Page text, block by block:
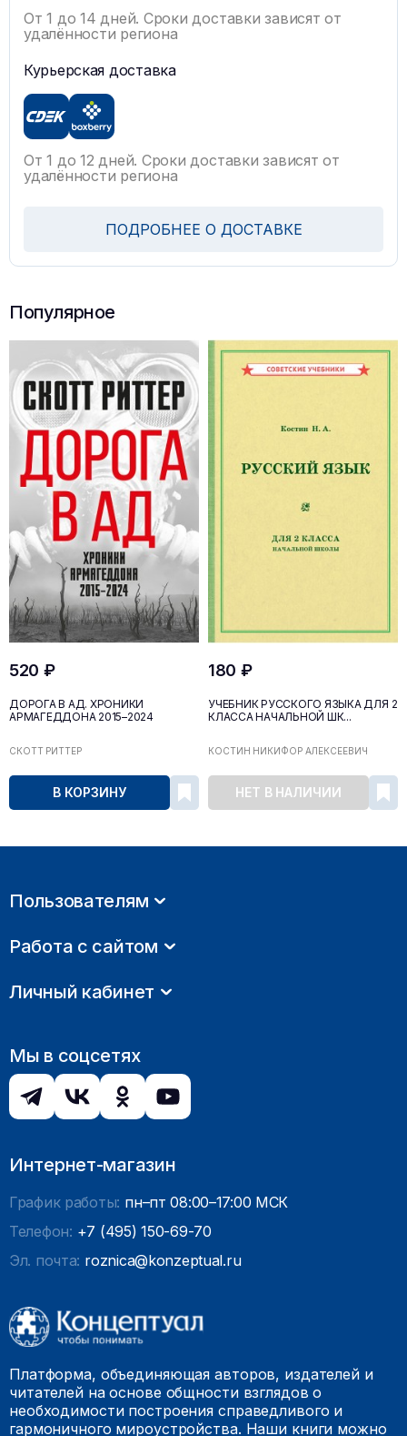
От 1 до 14 дней. Сроки доставки зависят от
удалённости региона
Курьерская доставка
От 1 до 12 дней. Сроки доставки зависят от
удалённости региона
ПОДРОБНЕЕ О ДОСТАВКЕ
Популярное
520 ₽
ДОРОГА В АД. ХРОНИКИ
АРМАГЕДДОНА 2015–2024
СКОТТ РИТТЕР
В КОРЗИНУ
180 ₽
УЧЕБНИК РУССКОГО ЯЗЫКА ДЛЯ 2
КЛАССА НАЧАЛЬНОЙ ШК...
КОСТИН НИКИФОР АЛЕКСЕЕВИЧ
НЕТ В НАЛИЧИИ
Пользователям
Работа с сайтом
Личный кабинет
Мы в соцсетях
Интернет-магазин
График работы: пн–пт 08:00–17:00 МСК
Телефон: +7 (495) 150-69-70
Эл. почта: roznica@konzeptual.ru
Платформа, объединяющая авторов, издателей и
читателей на основе общности взглядов о
необходимости построения справедливого и
гармоничного мироустройства. Наши книги можно